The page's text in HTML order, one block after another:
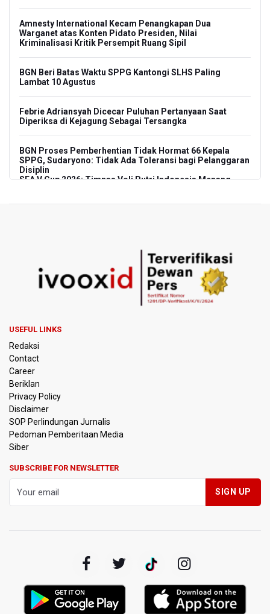
Amnesty International Kecam Penangkapan Dua
Warganet atas Konten Pidato Presiden, Nilai
Kriminalisasi Kritik Persempit Ruang Sipil
BGN Beri Batas Waktu SPPG Kantongi SLHS Paling
Lambat 10 Agustus
Febrie Adriansyah Dicecar Puluhan Pertanyaan Saat
Diperiksa di Kejagung Sebagai Tersangka
BGN Proses Pemberhentian Tidak Hormat 66 Kepala
SPPG, Sudaryono: Tidak Ada Toleransi bagi Pelanggaran
Disiplin
SEA V Cup 2026: Timnas Voli Putri Indonesia Menang
PSSI Evaluasi TImnas Indonesia Setelah Gagal Tembus
Timnas Indonesia Tersingkir di Piala AFF 2026 Setelah
Pemerintah Matangkan Rencana Pembaruan Buku Ajar
Kebakaran Alun-alun Suryakancana
Menkomdigi Sebut Kehadiran AI Factory Perkuat Posisi
Indonesia
Perumnas Bangun Hunian Bersubsidi dengan Konsep
Sebesar 145,3 Miliar Dolar AS
Adriansyah
USEFUL LINKS
Redaksi
Contact
Career
Beriklan
Privacy Policy
Disclaimer
SOP Perlindungan Jurnalis
Pedoman Pemberitaan Media
Siber
SUBSCRIBE FOR NEWSLETTER